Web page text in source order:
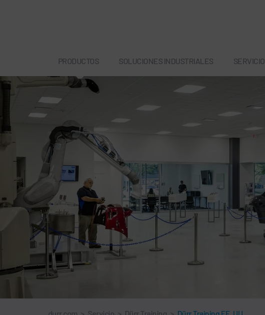
PRODUCTOS SOLUCIONES INDUSTRIALES SERVICIO
durr.com > Servicio > Dürr Training > Dürr Training EE. UU.